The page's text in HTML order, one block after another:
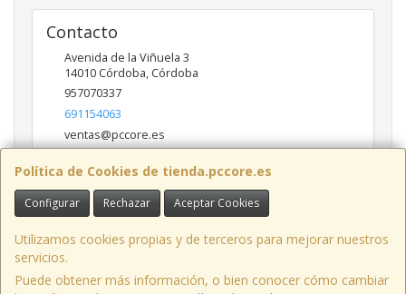
Política de Cookies de tienda.pccore.es
Configurar Rechazar Aceptar Cookies
Utilizamos cookies propias y de terceros para mejorar nuestros
servicios.
Puede obtener más información, o bien conocer cómo cambiar
Contacto
Avenida de la Viñuela 3
14010 Córdoba, Córdoba
957070337
691154063
ventas@pccore.es
Horario
10-13:30
Avenida de la Viñuela nº 3, 14010, Córdoba, España. - C.I.F.: B56097777 -